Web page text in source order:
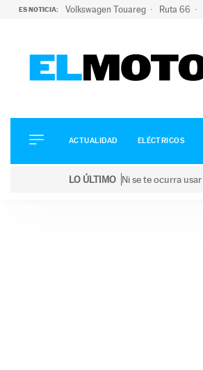
ES NOTICIA: Volkswagen Touareg Ruta 66
ELÉCTRICOS
CONDUCIR
ACTUALIDAD ELÉCTRICOS
LO ÚLTIMO Ni se te ocurra